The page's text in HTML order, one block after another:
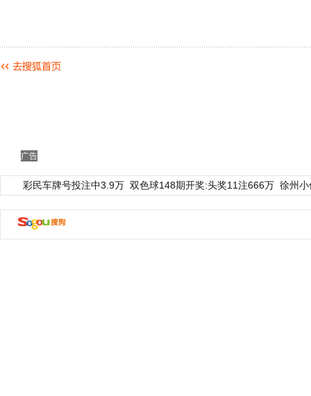
广告
彩民车牌号投注中3.9万 双色球148期开奖:头奖11注666万 徐州